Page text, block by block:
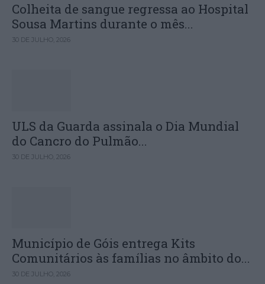
Colheita de sangue regressa ao Hospital
Sousa Martins durante o mês...
30 DE JULHO, 2026
ULS da Guarda assinala o Dia Mundial
do Cancro do Pulmão...
30 DE JULHO, 2026
Município de Góis entrega Kits
Comunitários às famílias no âmbito do...
30 DE JULHO, 2026